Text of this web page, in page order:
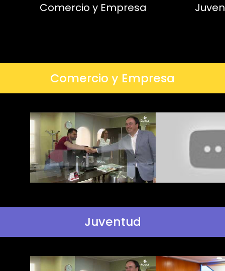
Comercio y Empresa
Comercio y Empresa
Juventud